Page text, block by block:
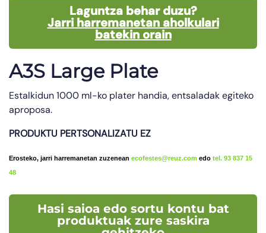
Laguntza behar duzu?
Jarri harremanetan aholkulari
batekin orain
A3S Large Plate
Estalkidun 1000 ml-ko plater handia, entsaladak egiteko
aproposa.
PRODUKTU PERTSONALIZATU EZ
Erosteko, jarri harremanetan zuzenean ecofestes@reuz.com edo tel. 93 837 15
48
Hasi saioa edo sortu kontu bat
produktuak zure saskira